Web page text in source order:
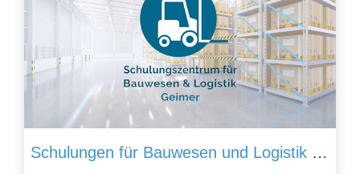
Schulungen für Bauwesen und Logistik Geimer